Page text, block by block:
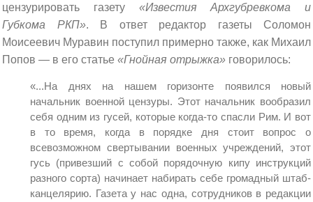
цензурировать газету «Известия Архгубревкома и
Губкома РКП». В ответ редактор газеты Соломон
Моисеевич Муравин поступил примерно также, как Михаил
Попов — в его статье «Гнойная отрыжка» говорилось:
«...На днях на нашем горизонте появился новый
начальник военной цензуры. Этот начальник вообразил
себя одним из гусей, которые когда-то спасли Рим. И вот
в то время, когда в порядке дня стоит вопрос о
всевозможном свертывании военных учреждений, этот
гусь (привезший с собой порядочную кипу инструкций
разного сорта) начинает набирать себе громадный штаб-
канцелярию. Газета у нас одна, сотрудников в редакции